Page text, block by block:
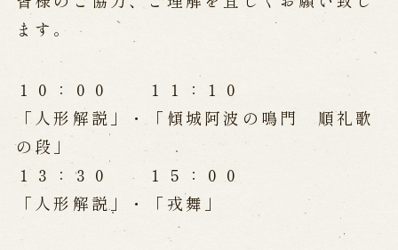
近日開催の公演
出張公演
出張公演
学校公演
海外旅行客向け特別公演「くにうみ」
ます。
１０：００ １１：１０
「人形解説」・「傾城阿波の鳴門 順礼歌
の段」
１３：３０ １５：００
「人形解説」・「戎舞」